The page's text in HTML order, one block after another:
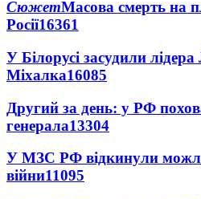
СюжетМасова смерть на
Росії16361
У Білорусі засудили
Міхалка16085
Другий за день: у РФ
генерала13304
У МЗС РФ відкинули
війни11095